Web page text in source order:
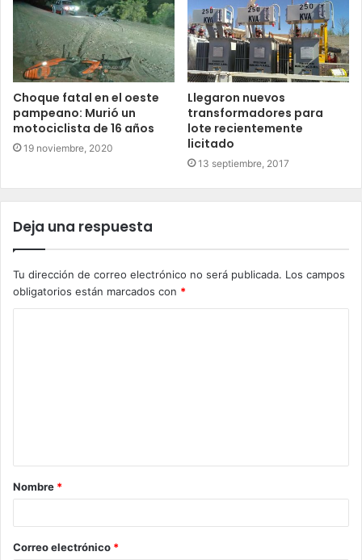
Choque fatal en el oeste
pampeano: Murió un
motociclista de 16 años
19 noviembre, 2020
Llegaron nuevos
transformadores para
lote recientemente
licitado
13 septiembre, 2017
Deja una respuesta
Tu dirección de correo electrónico no será publicada. Los campos
obligatorios están marcados con *
a
r
Nombre *
Correo electrónico *